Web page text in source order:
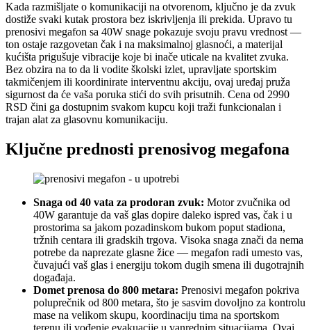
Kada razmišljate o komunikaciji na otvorenom, ključno je da zvuk
dostiže svaki kutak prostora bez iskrivljenja ili prekida. Upravo tu
prenosivi megafon sa 40W snage pokazuje svoju pravu vrednost —
ton ostaje razgovetan čak i na maksimalnoj glasnoći, a materijal
kućišta prigušuje vibracije koje bi inače uticale na kvalitet zvuka.
Bez obzira na to da li vodite školski izlet, upravljate sportskim
takmičenjem ili koordinirate interventnu akciju, ovaj uređaj pruža
sigurnost da će vaša poruka stići do svih prisutnih. Cena od 2990
RSD čini ga dostupnim svakom kupcu koji traži funkcionalan i
trajan alat za glasovnu komunikaciju.
Ključne prednosti prenosivog megafona
Snaga od 40 vata za prodoran zvuk: Motor zvučnika od
40W garantuje da vaš glas dopire daleko ispred vas, čak i u
prostorima sa jakom pozadinskom bukom poput stadiona,
tržnih centara ili gradskih trgova. Visoka snaga znači da nema
potrebe da naprezate glasne žice — megafon radi umesto vas,
čuvajući vaš glas i energiju tokom dugih smena ili dugotrajnih
događaja.
Domet prenosa do 800 metara: Prenosivi megafon pokriva
poluprečnik od 800 metara, što je sasvim dovoljno za kontrolu
mase na velikom skupu, koordinaciju tima na sportskom
terenu ili vođenje evakuacije u vanrednim situacijama. Ovaj